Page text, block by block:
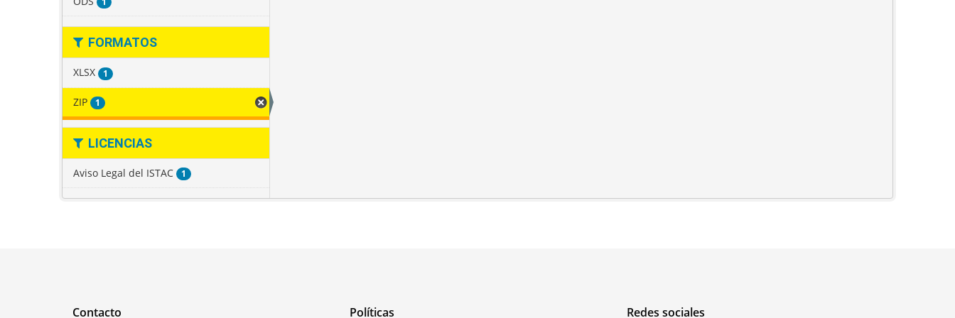
FORMATOS
XLSX 1
ZIP 1
LICENCIAS
Aviso Legal del ISTAC 1
Contacto Políticas Redes sociales